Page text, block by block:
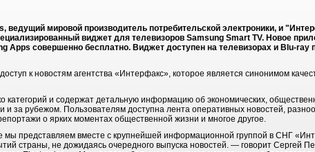
ведущий мировой производитель потребительской электроники, и
виджет для телевизоров Samsung Smart TV. Новое
Apps совершенно бесплатно. Виджет доступен на телевизорах и Blu-ray
к новостям агентства «Интерфакс», которое является синонимом
категорий и содержат детальную информацию об экономических,
и за рубежом. Пользователям доступна лента оперативных новостей,
о ярких моментах общественной жизни и многое другое.
представляем вместе с крупнейшей информационной группой в СНГ
страны, не дожидаясь очередного выпуска новостей. — говорит Сергей